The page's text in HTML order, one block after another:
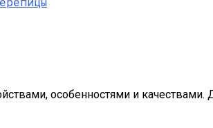
особенностями и качествами.